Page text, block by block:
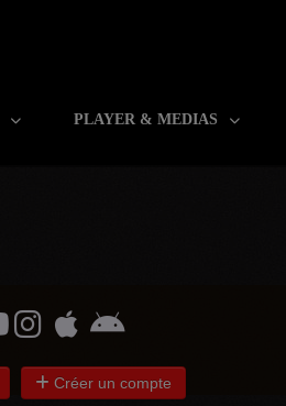
PLAYER & MEDIAS
Créer un compte